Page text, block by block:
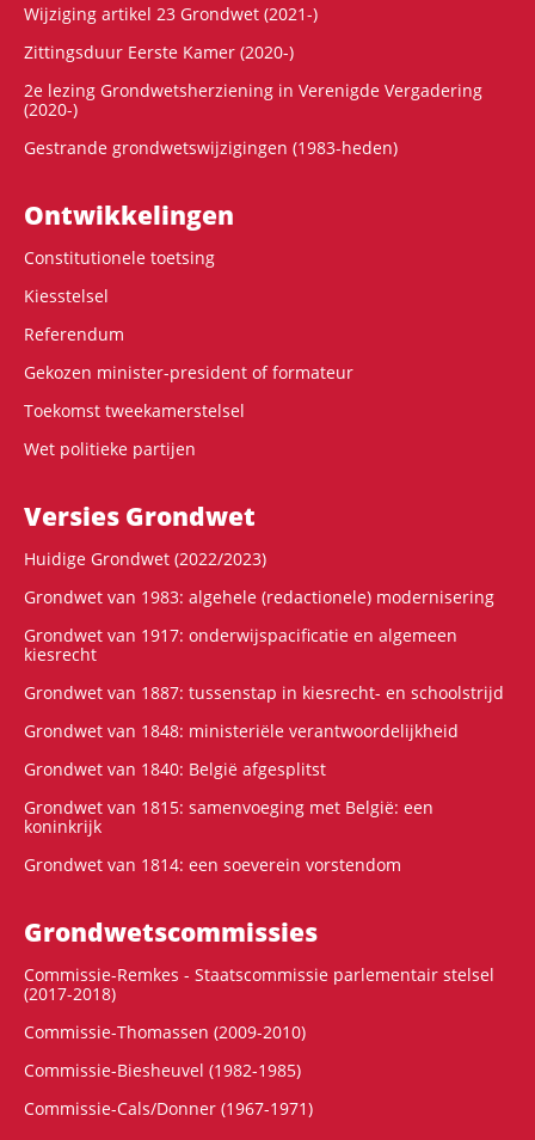
Wijziging artikel 23 Grondwet (2021-)
Zittingsduur Eerste Kamer (2020-)
2e lezing Grondwetsherziening in Verenigde Vergadering
(2020-)
Gestrande grondwetswijzigingen (1983-heden)
Ontwikke­lingen
Constitutionele toetsing
Kiesstelsel
Referendum
Gekozen minister-president of formateur
Toekomst tweekamerstelsel
Wet politieke partijen
Versies Grondwet
Huidige Grondwet (2022/2023)
Grondwet van 1983: algehele (redactionele) modernisering
Grondwet van 1917: onderwijspacificatie en algemeen
kiesrecht
Grondwet van 1887: tussenstap in kiesrecht- en schoolstrijd
Grondwet van 1848: ministeriële verantwoordelijkheid
Grondwet van 1840: België afgesplitst
Grondwet van 1815: samenvoeging met België: een
koninkrijk
Grondwet van 1814: een soeverein vorstendom
Grondwets­commissies
Commissie-Remkes - Staatscommissie parlementair stelsel
(2017-2018)
Commissie-Thomassen (2009-2010)
Commissie-Biesheuvel (1982-1985)
Commissie-Cals/Donner (1967-1971)